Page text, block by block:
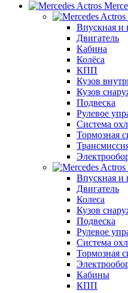
Впускная и
Двигатель
Кабина
Колёса
КПП
Кузов
Кузов
Подвеска
Рулевое
Система
Тормозная
Впускная и
Двигатель
Колеса
Кузов
Подвеска
Рулевое
Система
Тормозная
Кабины
КПП